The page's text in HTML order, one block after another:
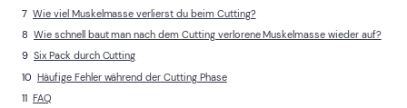
Wie viel Muskelmasse verlierst du beim Cutting?
Wie schnell baut man nach dem Cutting verlorene Muskelmasse wieder auf?
Six Pack durch Cutting
Häufige Fehler während der Cutting Phase
FAQ